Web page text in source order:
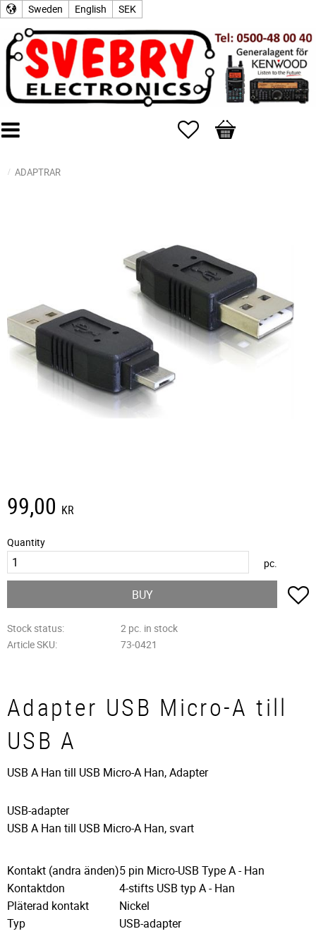
Sweden English SEK
Favorites
Basket
ADAPTRAR
99,00 KR
Quantity
pc.
BUY
Stock status
2 pc. in stock
Article SKU
73-0421
Adapter USB Micro-A till
USB A
USB A Han till USB Micro-A Han, Adapter
USB-adapter
USB A Han till USB Micro-A Han, svart
Kontakt (andra änden)5 pin Micro-USB Type A - Han
Kontaktdon
4-stifts USB typ A - Han
Pläterad kontakt
Nickel
Typ
USB-adapter